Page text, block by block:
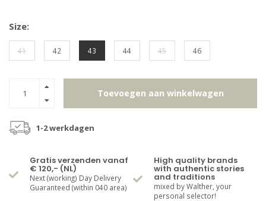
Size:
41 42 43 44 45 46
Toevoegen aan winkelwagen
1-2 werkdagen
Gratis verzenden vanaf
€ 120,- (NL)
Next (working) Day Delivery
Guaranteed (within 040 area)
High quality brands
with authentic stories
and traditions
mixed by Walther, your
personal selector!